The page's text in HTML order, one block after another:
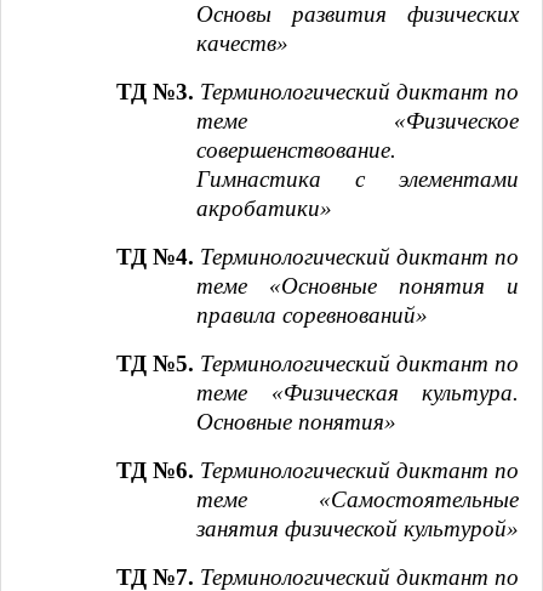
Основы развития физических
качеств»
ТД №3. Терминологический диктант по
теме «Физическое
совершенствование.
Гимнастика с элементами
акробатики»
ТД №4. Терминологический диктант по
теме «Основные понятия и
правила соревнований»
ТД №5. Терминологический диктант по
теме «Физическая культура.
Основные понятия»
ТД №6. Терминологический диктант по
теме «Самостоятельные
занятия физической культурой»
ТД №7. Терминологический диктант по